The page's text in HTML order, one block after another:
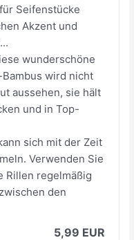
Seifenstücke
Akzent und
wunderschöne
Bambus wird nicht
aussehen, sie hält
und in Top-
sich mit der Zeit
Verwenden Sie
Rillen regelmäßig
den
5,99 EUR